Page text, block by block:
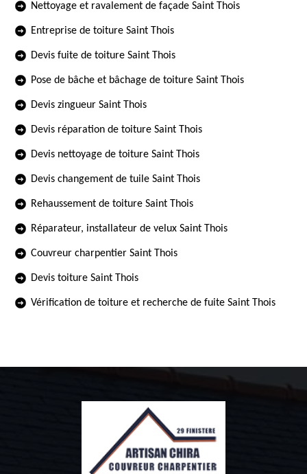
Nettoyage et ravalement de façade Saint Thois
Entreprise de toiture Saint Thois
Devis fuite de toiture Saint Thois
Pose de bâche et bâchage de toiture Saint Thois
Devis zingueur Saint Thois
Devis réparation de toiture Saint Thois
Devis nettoyage de toiture Saint Thois
Devis changement de tuile Saint Thois
Rehaussement de toiture Saint Thois
Réparateur, installateur de velux Saint Thois
Couvreur charpentier Saint Thois
Devis toiture Saint Thois
Vérification de toiture et recherche de fuite Saint Thois